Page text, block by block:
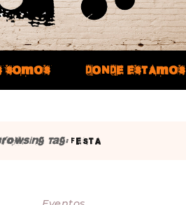
SOMOS DONDE ESTAMOS
Tag: FESTA